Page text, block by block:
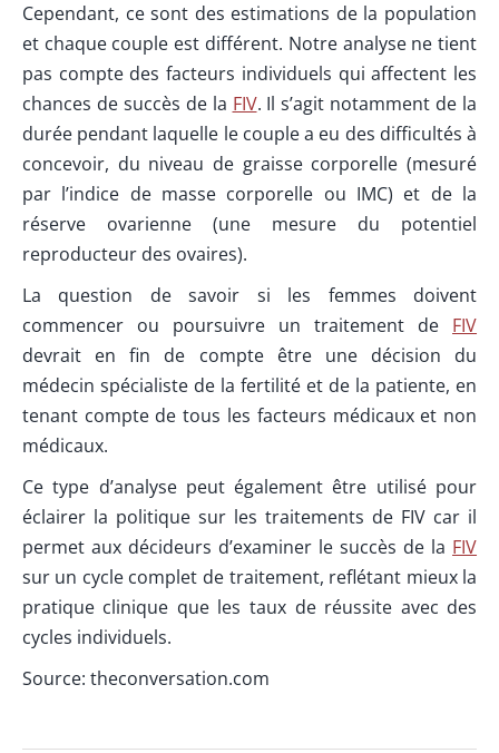
Cependant, ce sont des estimations de la population
et chaque couple est différent. Notre analyse ne tient
pas compte des facteurs individuels qui affectent les
chances de succès de la FIV. Il s’agit notamment de la
durée pendant laquelle le couple a eu des difficultés à
concevoir, du niveau de graisse corporelle (mesuré
par l’indice de masse corporelle ou IMC) et de la
réserve ovarienne (une mesure du potentiel
reproducteur des ovaires).
La question de savoir si les femmes doivent
commencer ou poursuivre un traitement de FIV
devrait en fin de compte être une décision du
médecin spécialiste de la fertilité et de la patiente, en
tenant compte de tous les facteurs médicaux et non
médicaux.
Ce type d’analyse peut également être utilisé pour
éclairer la politique sur les traitements de FIV car il
permet aux décideurs d’examiner le succès de la FIV
sur un cycle complet de traitement, reflétant mieux la
pratique clinique que les taux de réussite avec des
cycles individuels.
Source: theconversation.com